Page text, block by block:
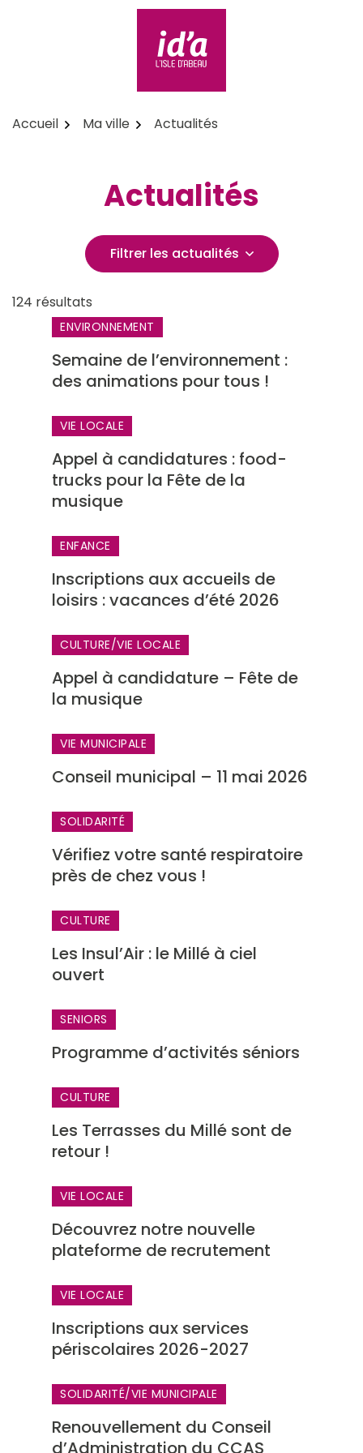
id'a L'Isle d'Abeau
Accueil Ma ville Actualités
Actualités
Filtrer les actualités
Filtrer les actualités
Liste des actualités
124 résultats
ENVIRONNEMENT
Semaine de l’environnement :
des animations pour tous !
VIE LOCALE
Appel à candidatures : food-
trucks pour la Fête de la
musique
ENFANCE
Inscriptions aux accueils de
loisirs : vacances d’été 2026
CULTURE/VIE LOCALE
Appel à candidature – Fête de
la musique
VIE MUNICIPALE
Conseil municipal – 11 mai 2026
SOLIDARITÉ
Vérifiez votre santé respiratoire
près de chez vous !
CULTURE
Les Insul’Air : le Millé à ciel
ouvert
SENIORS
Programme d’activités séniors
CULTURE
Les Terrasses du Millé sont de
retour !
VIE LOCALE
Découvrez notre nouvelle
plateforme de recrutement
VIE LOCALE
Inscriptions aux services
périscolaires 2026-2027
SOLIDARITÉ/VIE MUNICIPALE
Renouvellement du Conseil
d’Administration du CCAS